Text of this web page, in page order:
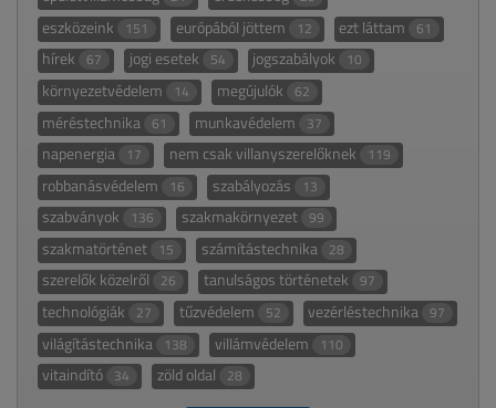
eszközeink 151 európából jöttem 12 ezt láttam 61
hírek 67 jogi esetek 54 jogszabályok 10
környezetvédelem 14 megújulók 62
méréstechnika 61 munkavédelem 37
napenergia 17 nem csak villanyszerelőknek 119
robbanásvédelem 16 szabályozás 13
szabványok 136 szakmakörnyezet 99
szakmatörténet 15 számítástechnika 28
szerelők közelről 26 tanulságos történetek 97
technológiák 27 tűzvédelem 52 vezérléstechnika 97
világítástechnika 138 villámvédelem 110
vitaindító 34 zöld oldal 28